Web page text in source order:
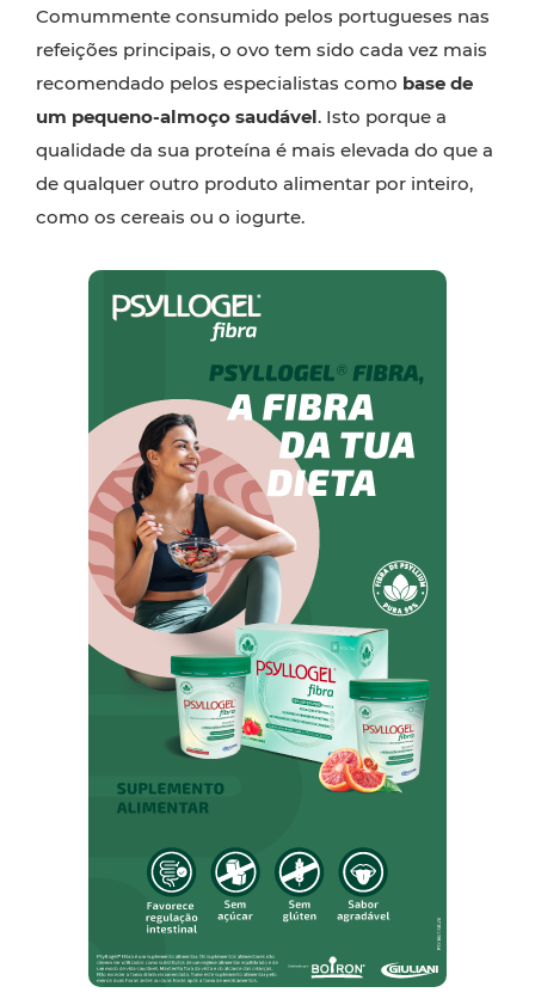
Comummente consumido pelos portugueses nas
refeições principais, o ovo tem sido cada vez mais
recomendado pelos especialistas como base de
um pequeno-almoço saudável. Isto porque a
qualidade da sua proteína é mais elevada do que a
de qualquer outro produto alimentar por inteiro,
como os cereais ou o iogurte.